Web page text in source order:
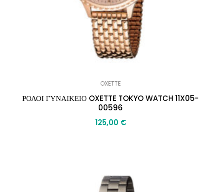
OXETTE
ΡΟΛΟΙ ΓΥΝΑΙΚΕΙΟ OXETTE TOKYO WATCH 11X05-
00596
125,00 €